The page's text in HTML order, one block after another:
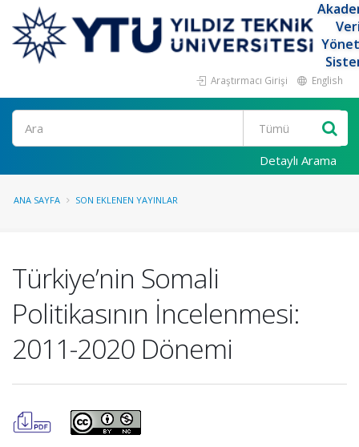
Araştırmacı Girişi English
Ara
Detaylı Arama
ANA SAYFA SON EKLENEN YAYINLAR
Türkiye’nin Somali
Politikasının İncelenmesi:
2011-2020 Dönemi